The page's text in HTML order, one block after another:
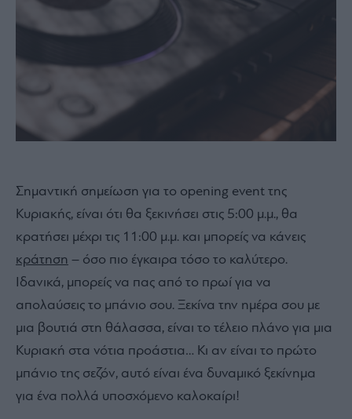
Σημαντική σημείωση για το opening event της
Κυριακής, είναι ότι θα ξεκινήσει στις 5:00 μ.μ., θα
κρατήσει μέχρι τις 11:00 μ.μ. και μπορείς να κάνεις
κράτηση – όσο πιο έγκαιρα τόσο το καλύτερο.
Ιδανικά, μπορείς να πας από το πρωί για να
απολαύσεις το μπάνιο σου. Ξεκίνα την ημέρα σου με
μια βουτιά στη θάλασσα, είναι το τέλειο πλάνο για μια
Κυριακή στα νότια προάστια… Κι αν είναι το πρώτο
μπάνιο της σεζόν, αυτό είναι ένα δυναμικό ξεκίνημα
για ένα πολλά υποσχόμενο καλοκαίρι!